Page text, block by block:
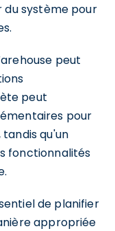
du système pour
peut
peut
pour
qu'un
fonctionnalités
de planifier
appropriée